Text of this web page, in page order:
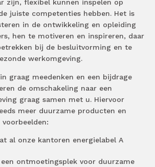
zijn, flexibel kunnen inspelen op
juiste competenties hebben. Het is
in de ontwikkeling en opleiding
hen te motiveren en inspireren, daar
bij de besluitvorming en te
werkomgeving.
graag meedenken en een bijdrage
de omschakeling naar een
graag samen met u. Hiervoor
meer duurzame producten en
voorbeelden:
al onze kantoren energielabel A
ontmoetingsplek voor duurzame